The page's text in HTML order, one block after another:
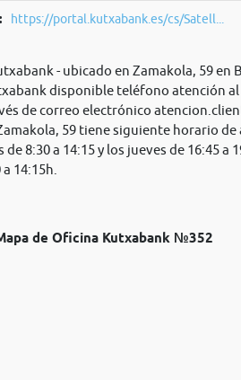
https://portal.kutxabank.es/cs/Satell...
- ubicado en Zamakola, 59 en
disponible teléfono atención
de correo electrónico
59 tiene siguiente horario
de 8:30 a 14:15 y los jueves de 16:45
14:15h.
de Oficina Kutxabank №352